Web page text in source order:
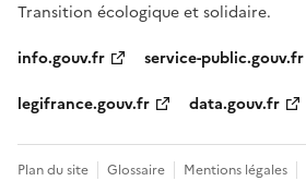
Transition écologique et solidaire.
info.gouv.fr
service-public.gouv.fr
legifrance.gouv.fr
data.gouv.fr
Plan du site Glossaire Mentions légales